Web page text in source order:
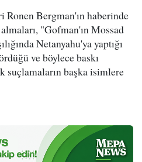
Bergman'ın haberinde
"Gofman'ın Mossad
Netanyahu'ya yaptığı
ve böylece baskı
suçlamaların başka isimlere